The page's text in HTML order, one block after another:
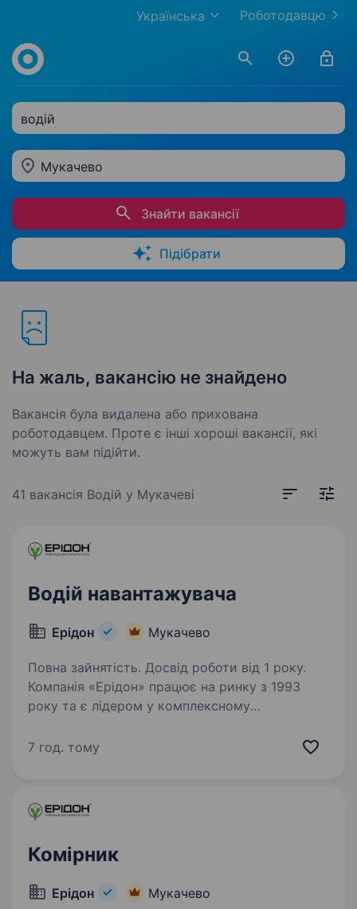
Роботодавцю
Українська
водій
Мукачево
Знайти вакансії
Підібрати
На жаль, вакансію не знайдено
Вакансія була видалена або прихована
роботодавцем. Проте є інші хороші вакансії, які
можуть вам підійти.
41 вакансія Водій у Мукачеві
Водій навантажувача
Ерідон Мукачево
Повна зайнятість. Досвід роботи від 1 року.
Компанія «Ерідон» працює на ринку з 1993
року та є лідером у комплексному
підприємств України. Ми пропонуємо широкий
7 год. тому
Комірник
Ерідон Мукачево